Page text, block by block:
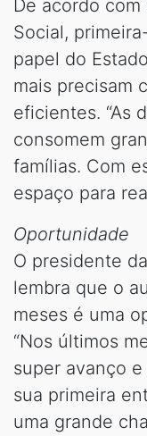
De acordo
Social,
papel do
mais precisam
eficientes. “As
consomem
famílias. Com
espaço para
Oportunidade
O presidente
lembra que o
meses é uma
“Nos últimos
super avanço
sua primeira
uma grande